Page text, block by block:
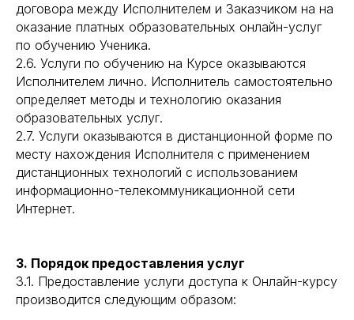
договора между Исполнителем и Заказчиком на на
оказание платных образовательных онлайн-услуг
по обучению Ученика.
2.6. Услуги по обучению на Курсе оказываются
Исполнителем лично. Исполнитель самостоятельно
определяет методы и технологию оказания
образовательных услуг.
2.7. Услуги оказываются в дистанционной форме по
месту нахождения Исполнителя с применением
дистанционных технологий с использованием
информационно-телекоммуникационной сети
Интернет.
3. Порядок предоставления услуг
3.1. Предоставление услуги доступа к Онлайн-курсу
производится следующим образом: